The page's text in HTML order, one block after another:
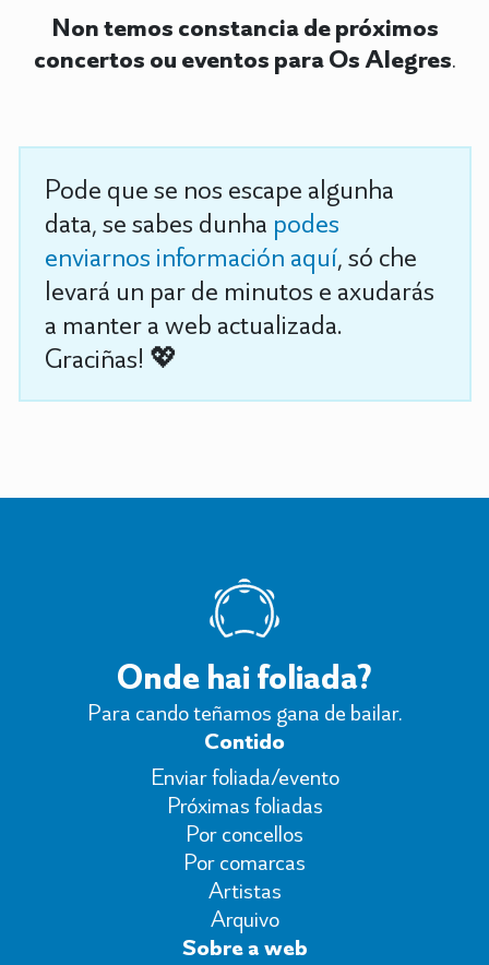
Non temos constancia de próximos
concertos ou eventos para Os Alegres.
Pode que se nos escape algunha
data, se sabes dunha podes
enviarnos información aquí, só che
levará un par de minutos e axudarás
a manter a web actualizada.
Graciñas! 💖
Onde hai foliada?
Para cando teñamos gana de bailar.
Contido
Enviar foliada/evento
Próximas foliadas
Por concellos
Por comarcas
Artistas
Arquivo
Sobre a web